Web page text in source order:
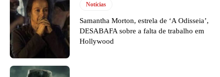
Notícias
Samantha Morton, estrela de ‘A Odisseia’,
DESABAFA sobre a falta de trabalho em
Hollywood